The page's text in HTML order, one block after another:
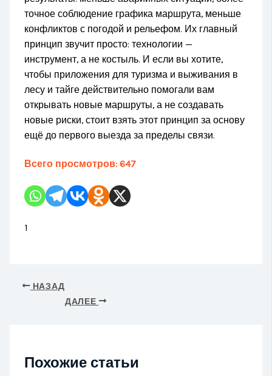
точное соблюдение графика маршрута, меньше
конфликтов с погодой и рельефом. Их главный
принцип звучит просто: технологии —
инструмент, а не костыль. И если вы хотите,
чтобы приложения для туризма и выживания в
лесу и тайге действительно помогали вам
открывать новые маршруты, а не создавать
новые риски, стоит взять этот принцип за основу
ещё до первого выезда за пределы связи.
Всего просмотров: 647
1
НАЗАД
ДАЛЕЕ
Похожие статьи